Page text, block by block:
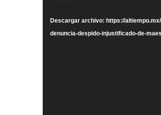
Descargar archivo: https://
denuncia-despido-injustificado-de-